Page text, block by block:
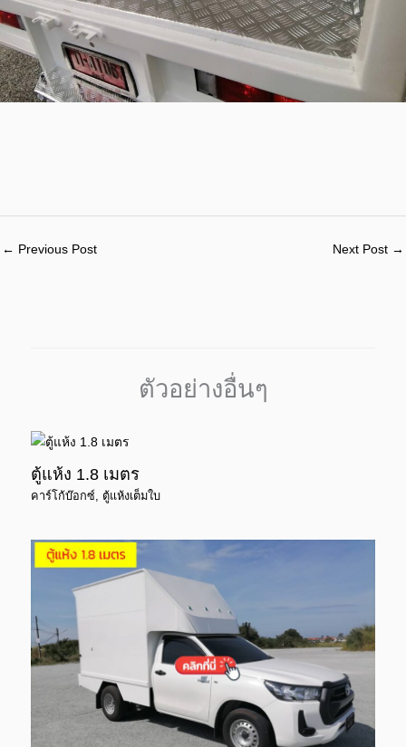
← Previous Post Next Post →
ตัวอย่างอื่นๆ
ตู้แห้ง 1.8 เมตร
คาร์โก้บ๊อกซ์, ตู้แห้งเต็มใบ